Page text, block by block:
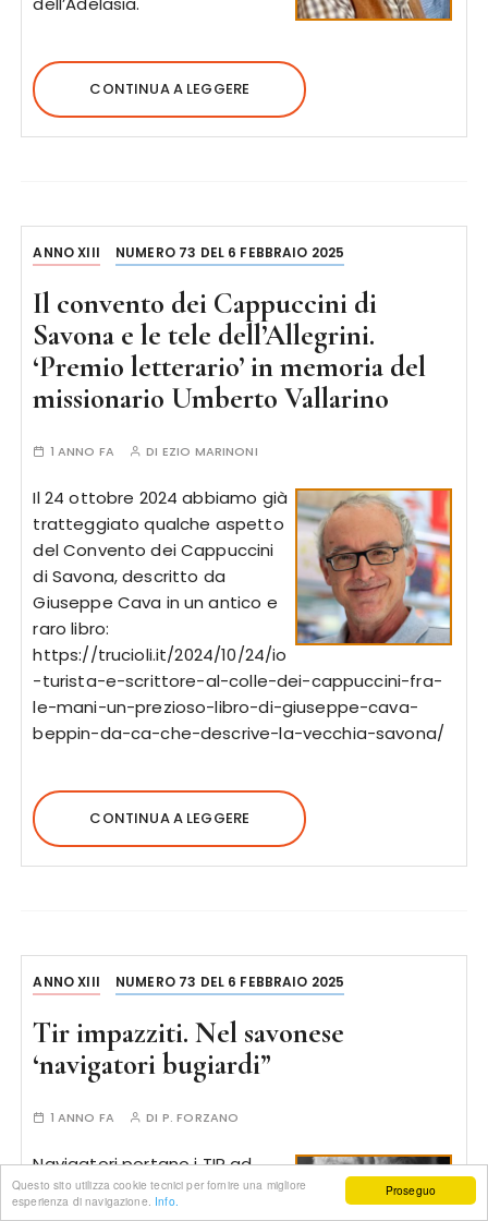
Proseguo
Questo sito utilizza cookie tecnici per fornire una migliore
esperienza di navigazione. Info.
CONTINUA A LEGGERE
ANNO XIII NUMERO 73 DEL 6 FEBBRAIO 2025
Il convento dei Cappuccini di
Savona e le tele dell’Allegrini.
‘Premio letterario’ in memoria del
missionario Umberto Vallarino
1 ANNO FA DI EZIO MARINONI
Il 24 ottobre 2024 abbiamo già
tratteggiato qualche aspetto
del Convento dei Cappuccini
di Savona, descritto da
Giuseppe Cava in un antico e
raro libro:
https://trucioli.it/2024/10/24/io
-turista-e-scrittore-al-colle-dei-cappuccini-fra-
le-mani-un-prezioso-libro-di-giuseppe-cava-
beppin-da-ca-che-descrive-la-vecchia-savona/
CONTINUA A LEGGERE
ANNO XIII NUMERO 73 DEL 6 FEBBRAIO 2025
Tir impazziti. Nel savonese
‘navigatori bugiardi”
1 ANNO FA DI P. FORZANO
Navigatori portano i TIR ad
incastrarsi sulle stradette
dell’entroterra ligure.